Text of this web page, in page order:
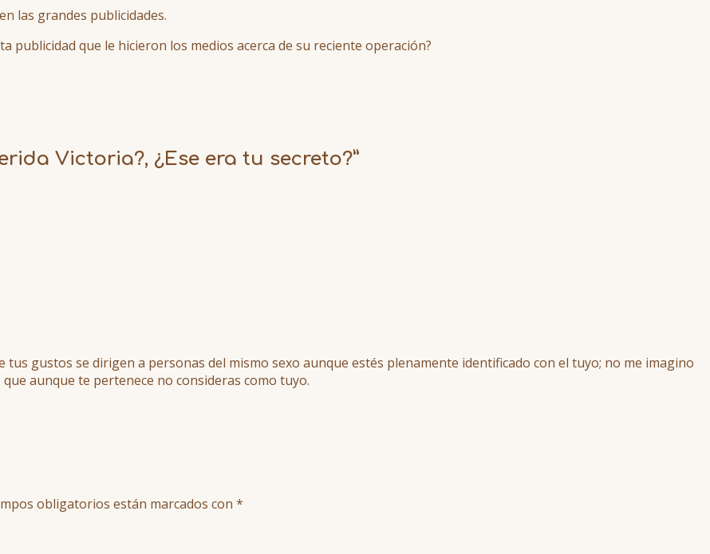
en las grandes publicidades.
publicidad que le hicieron los medios acerca de su reciente operación?
Victoria?, ¿Ese era tu secreto?”
gustos se dirigen a personas del mismo sexo aunque estés plenamente identificado con el tuyo; no me imagino
aunque te pertenece no consideras como tuyo.
obligatorios están marcados con *